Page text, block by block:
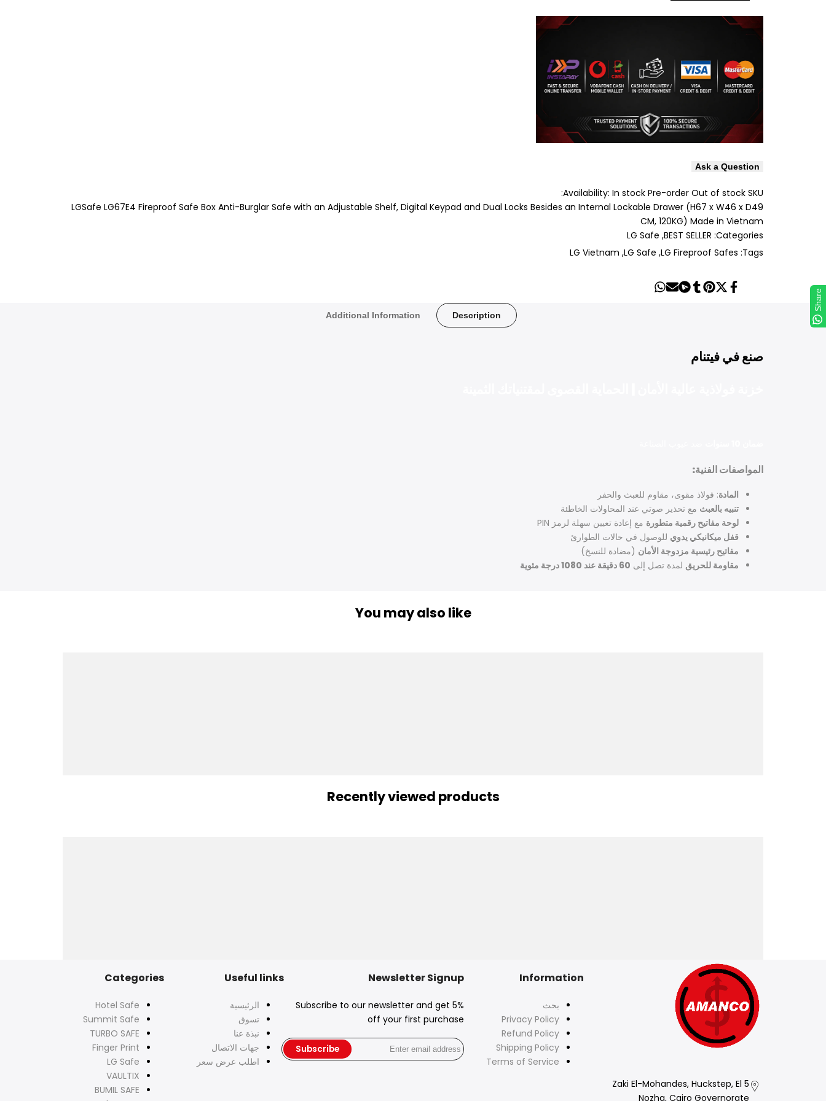
Ask a Question
Availability: In stock Pre-order Out of stock SKU:
LGSafe LG67E4 Fireproof Safe Box Anti-Burglar Safe with an Adjustable Shelf, Digital Keypad and Dual Locks Besides an Internal Lockable Drawer (H67 x W46 x D49
CM, 120KG) Made in Vietnam
Categories:
BEST SELLER
LG Safe
Tags:
LG Fireproof Safes
LG Safe
LG Vietnam
Share
Tweet
Pin
Share
Share
Send
Share
Description
Additional Information
صنع في فيتنام
المواصفات الفنية:
المادة: فولاذ مقوى، مقاوم للعبث والحفر
تنبيه بالعبث مع تحذير صوتي عند المحاولات الخاطئة
لوحة مفاتيح رقمية متطورة مع إعادة تعيين سهلة لرمز PIN
قفل ميكانيكي يدوي للوصول في حالات الطوارئ
مفاتيح رئيسية مزدوجة الأمان (مضادة للنسخ)
مقاومة للحريق لمدة تصل إلى 60 دقيقة عند 1080 درجة مئوية
You may also like
Recently viewed products
5 Zaki El-Mohandes, Huckstep, El
Nozha, Cairo Governorate
Information
بحث
Privacy Policy
Refund Policy
Shipping Policy
Terms of Service
Newsletter Signup
Subscribe to our newsletter and get 5%
off your first purchase
Subscribe
Useful links
الرئيسية
تسوق
نبذة عنا
جهات الاتصال
اطلب عرض سعر
Categories
Hotel Safe
Summit Safe
TURBO SAFE
Finger Print
LG Safe
VAULTIX
BUMIL SAFE
Share